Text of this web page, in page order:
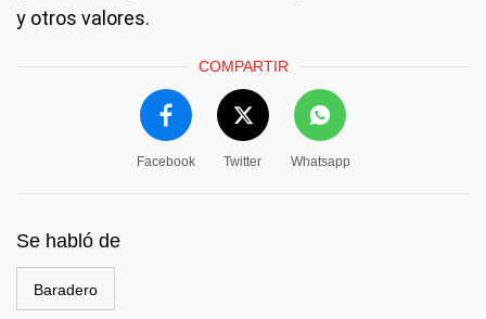
y otros valores.
COMPARTIR
Facebook Twitter Whatsapp
Se habló de
Baradero